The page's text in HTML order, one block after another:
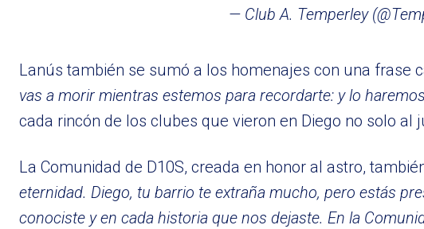
— Club A. Temperley
Lanús también se sumó a los homenajes con una frase
vas a morir mientras estemos para recordarte: y lo
cada rincón de los clubes que vieron en Diego no solo
La Comunidad de D10S, creada en honor al astro,
eternidad. Diego, tu barrio te extraña mucho, pero estás
conociste y en cada historia que nos dejaste. En la